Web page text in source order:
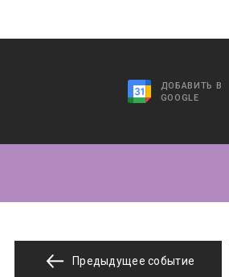
ДОБАВИТЬ В
GOOGLE
Предыдущее событие